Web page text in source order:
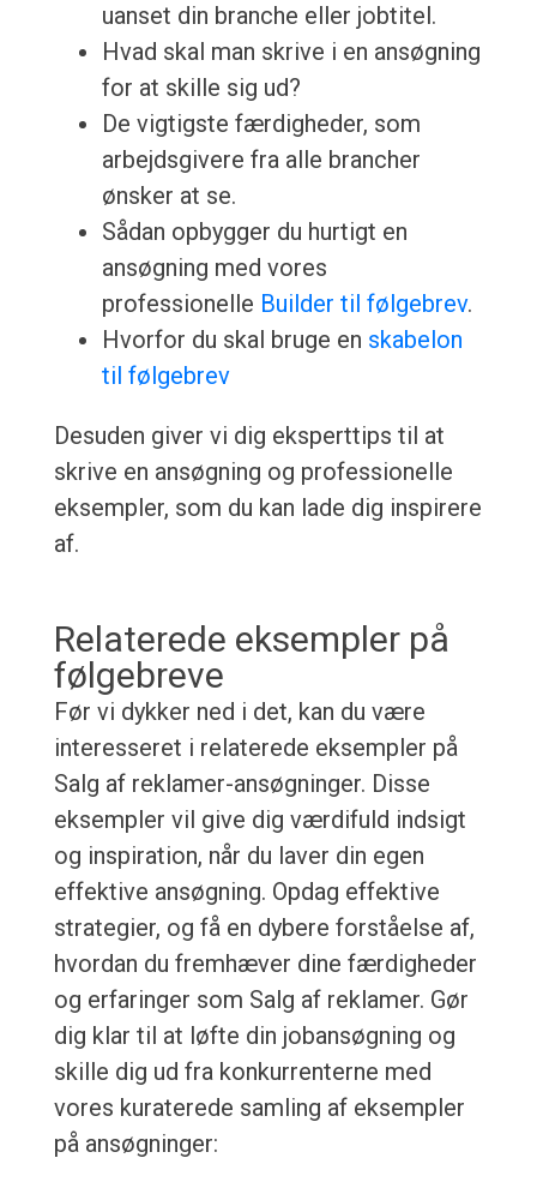
uanset din branche eller jobtitel.
Hvad skal man skrive i en ansøgning
for at skille sig ud?
De vigtigste færdigheder, som
arbejdsgivere fra alle brancher
ønsker at se.
Sådan opbygger du hurtigt en
ansøgning med vores
professionelle Builder til følgebrev.
Hvorfor du skal bruge en skabelon
til følgebrev
Desuden giver vi dig eksperttips til at
skrive en ansøgning og professionelle
eksempler, som du kan lade dig inspirere
af.
Relaterede eksempler på
følgebreve
Før vi dykker ned i det, kan du være
interesseret i relaterede eksempler på
Salg af reklamer-ansøgninger. Disse
eksempler vil give dig værdifuld indsigt
og inspiration, når du laver din egen
effektive ansøgning. Opdag effektive
strategier, og få en dybere forståelse af,
hvordan du fremhæver dine færdigheder
og erfaringer som Salg af reklamer. Gør
dig klar til at løfte din jobansøgning og
skille dig ud fra konkurrenterne med
vores kuraterede samling af eksempler
på ansøgninger: